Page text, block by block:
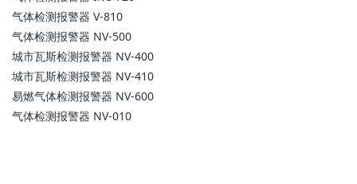
气体检测报警器 V-810
气体检测报警器 NV-500
城市瓦斯检测报警器 NV-400
城市瓦斯检测报警器 NV-410
易燃气体检测报警器 NV-600
气体检测报警器 NV-010